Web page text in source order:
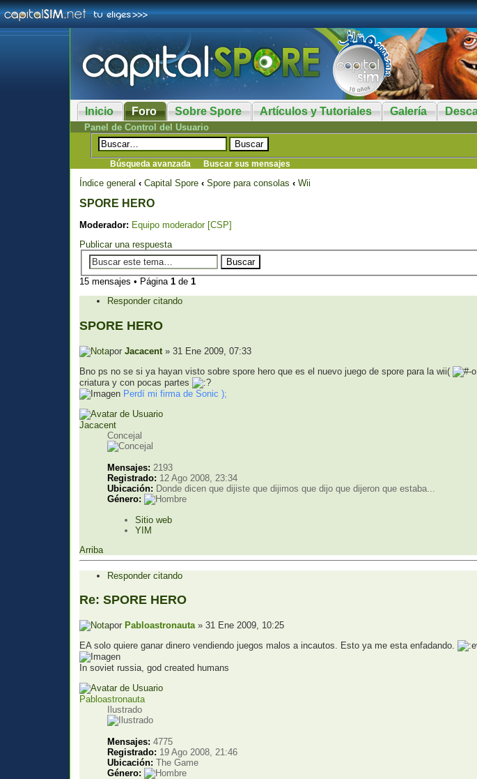
Inicio Foro Sobre Spore Artículos y Tutoriales Galería
Panel de Control del Usuario
Búsqueda avanzada Buscar sus mensajes
Índice general ‹ Capital Spore ‹ Spore para consolas ‹ Wii
SPORE HERO
Moderador: Equipo moderador [CSP]
Publicar una respuesta
15 mensajes • Página1 de1
Responder citando
SPORE HERO
porJacacent » 31 Ene 2009, 07:33
Bno ps no se si ya hayan visto sobre spore hero que es el nuevo juego de spore para la wii(
criatura y con pocas partes
Perdí mi firma de Sonic );
Jacacent
Concejal
Mensajes: 2193
Registrado: 12 Ago 2008, 23:34
Ubicación: Donde dicen que dijiste que dijimos que dijo que dijeron que estaba...
Género:
Sitio web
YIM
Arriba
Responder citando
Re: SPORE HERO
por Pabloastronauta» 31 Ene 2009, 10:25
EA solo quiere ganar dinero vendiendo juegos malos a incautos. Esto ya me esta enfadando.
In soviet russia, god created humans
Pabloastronauta
Ilustrado
Mensajes: 4775
Registrado: 19 Ago 2008, 21:46
Ubicación: The Game
Género: